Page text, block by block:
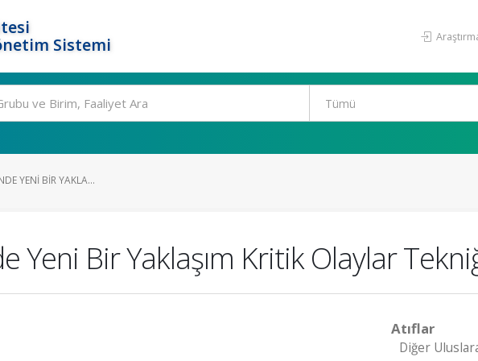
Sistemi
YENI BIR YAKLA...
Yeni Bir Yaklaşım Kritik Olaylar
Atıflar
Diğer